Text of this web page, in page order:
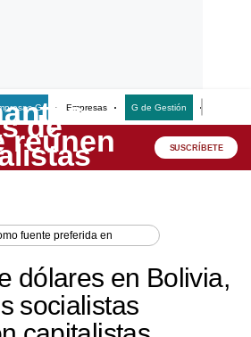
G Empresas G de Gestión
SUSCRÍBETE
fuente preferida en
dólares en Bolivia,
socialistas